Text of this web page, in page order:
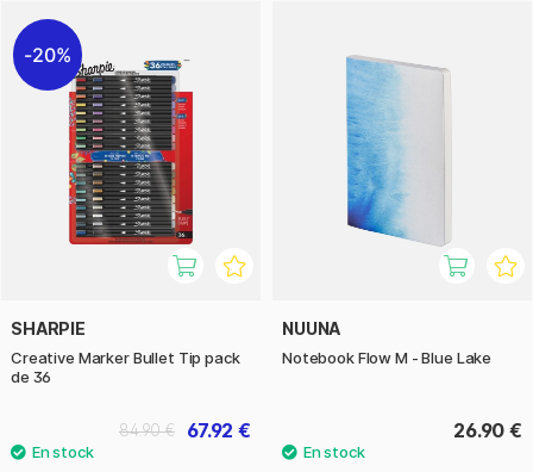
20%
SHARPIE
Creative Marker Bullet Tip pack
de 36
67.92 €
84.90 €
NUUNA
Notebook Flow M - Blue Lake
26.90 €